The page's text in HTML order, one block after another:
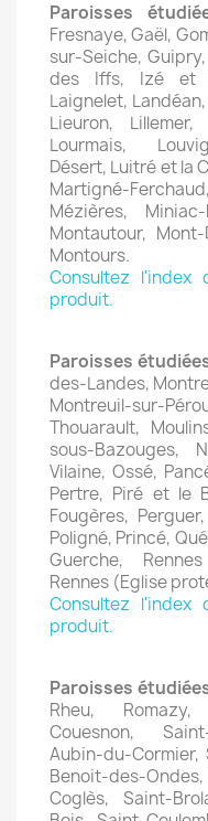
Paroisses
Fresnaye, Gaël,
sur-Seiche,
des Iffs, Izé et
Laignelet,
Lieuron,
Lourmais,
Désert, Luitré et la
Martigné-
Mézières,
Montautour,
Montours.
Consultez
produit.
Paroisses
des-Landes,
Montreuil-sur-
Thouarault,
sous-Bazouges,
Vilaine, Ossé,
Pertre, Piré et le
Fougères,
Poligné, Princé,
Guerche,
Rennes (Eglise
Consultez
produit.
Paroisses
Rheu, Romazy,
Couesnon,
Aubin-du-Cormier,
Benoit-des-
Coglès, Saint-